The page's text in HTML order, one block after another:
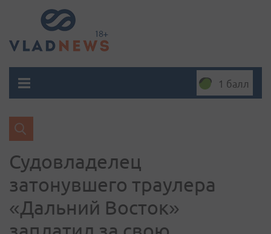
1 балл
Судовладелец
затонувшего траулера
«Дальний Восток»